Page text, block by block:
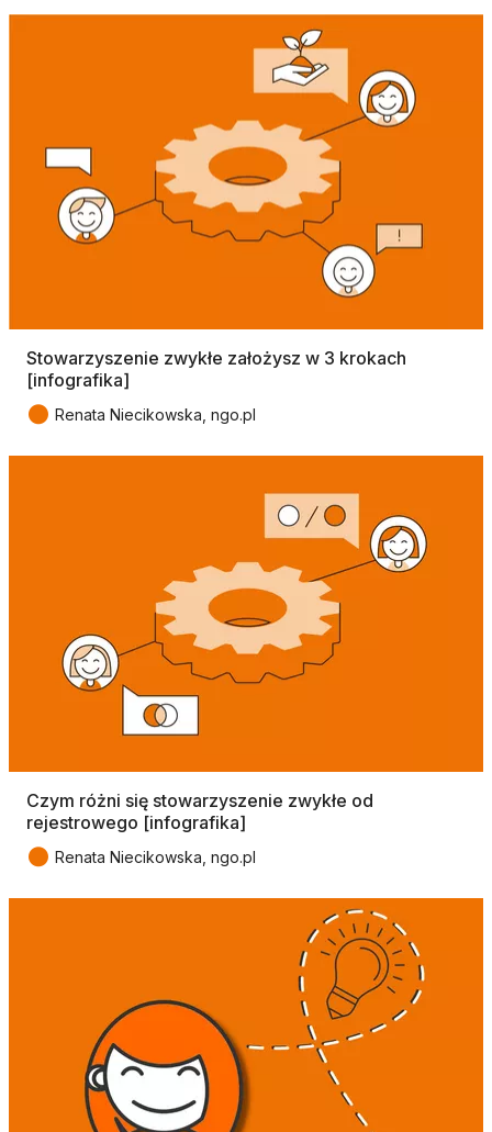
Stowarzyszenie zwykłe założysz w 3 krokach
[infografika]
● Renata Niecikowska, ngo.pl
Czym różni się stowarzyszenie zwykłe od
rejestrowego [infografika]
● Renata Niecikowska, ngo.pl